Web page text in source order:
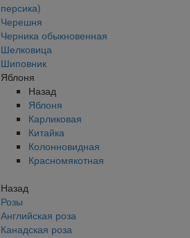
персика)
Черешня
Черника обыкновенная
Шелковица
Шиповник
Яблоня
Назад
Яблоня
Карликовая
Китайка
Колонновидная
Красномякотная
Назад
Розы
Английская роза
Канадская роза